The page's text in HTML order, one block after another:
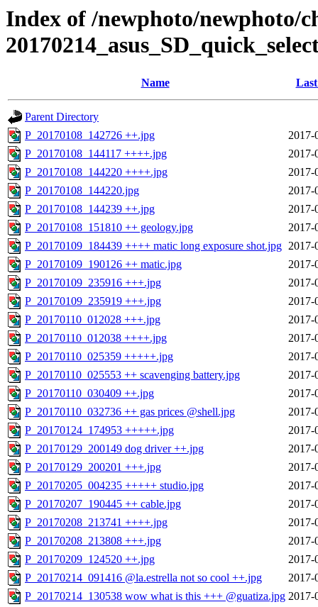
Index of /newphoto/newphoto/
Name
Parent Directory
P_20170108_142726 ++.jpg
2017-
P_20170108_144117 ++++.jpg
2017-
P_20170108_144220 ++++.jpg
2017-
P_20170108_144220.jpg
2017-
P_20170108_144239 ++.jpg
2017-
P_20170108_151810 ++ geology.jpg
2017-
P_20170109_184439 ++++ matic long exposure shot.jpg 2017-
P_20170109_190126 ++ matic.jpg
2017-
P_20170109_235916 +++.jpg
2017-
P_20170109_235919 +++.jpg
2017-
P_20170110_012028 +++.jpg
2017-
P_20170110_012038 ++++.jpg
2017-
P_20170110_025359 +++++.jpg
2017-
P_20170110_025553 ++ scavenging battery.jpg
2017-
P_20170110_030409 ++.jpg
2017-
P_20170110_032736 ++ gas prices @shell.jpg
2017-
P_20170124_174953 +++++.jpg
2017-
P_20170129_200149 dog driver ++.jpg
2017-
P_20170129_200201 +++.jpg
2017-
P_20170205_004235 +++++ studio.jpg
2017-
P_20170207_190445 ++ cable.jpg
2017-
P_20170208_213741 ++++.jpg
2017-
P_20170208_213808 +++.jpg
2017-
P_20170209_124520 ++.jpg
2017-
P_20170214_091416 @la.estrella not so cool ++.jpg
2017-
P_20170214_130538 wow what is this +++ @guatiza.jpg 2017-